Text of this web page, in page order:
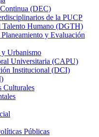
(DEC)
de la PUCP
Talento Humano (DGTH)
y Evaluación
y Urbanismo
Universitaria (CAPU)
Institucional (DCI)
Culturales
Públicas